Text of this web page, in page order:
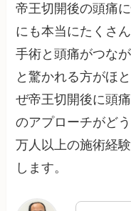
帝王切開後の頭痛
にも本当にたくさ
手術と頭痛がつな
と驚かれる方がほ
ぜ帝王切開後に頭
のアプローチがど
万人以上の施術経
します。